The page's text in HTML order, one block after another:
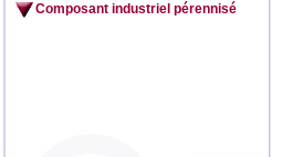
Composant industriel pérennisé